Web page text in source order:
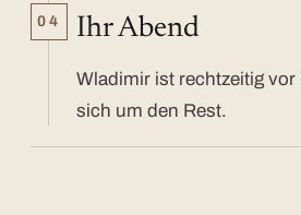
04 Ihr Abend
Wladimir ist rechtzeitig
sich um den Rest.